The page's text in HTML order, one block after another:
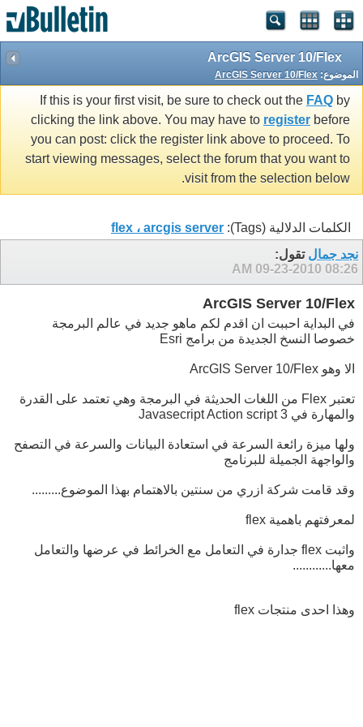
ArcGIS Server 10/Flex
الموضوع: ArcGIS Server 10/Flex
If this is your first visit, be sure to check out the FAQ by
clicking the link above. You may have to register before
you can post: click the register link above to proceed. To
start viewing messages, select the forum that you want to
visit from the selection below.
الكلمات الدلالية (Tags):
flex ، arcgis server
نجد جمال تقول:
09-23-2010 08:26 AM
ArcGIS Server 10/Flex
في البداية احببت ان اقدم لكم ماهو جديد في عالم البرمجة
خصوصا النسخ الجديدة من برامج Esri
الا وهو ArcGIS Server 10/Flex
تعتبر Flex من اللغات الحديثة في البرمجة وهي تعتمد على القدرة
والمهارة في Javasecript Action script 3
ولها ميزة رائعة السرعة في استعادة البيانات والسرعة في التصفح
والواجهة الجميلة للبرنامج
وقد قامت شركة ازري من سنتين بالاهتمام بهذا الموضوع.........
لمعرفتهم باهمية flex
واثبت flex جدارة في التعامل مع الخرائط في عرضها والتعامل
معها............
وهذا احدى منتجات flex